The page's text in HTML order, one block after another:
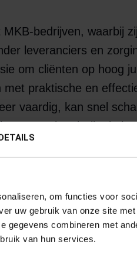
om functies voor
uw gebruik van onze site
gegevens combineren met
van hun services.
bedrijven, waarbij
leveranciers en
om cliënten op hoog
praktische en
vaardig, kan snel
Haar kracht ligt in
praktische adviezen
betrokken en